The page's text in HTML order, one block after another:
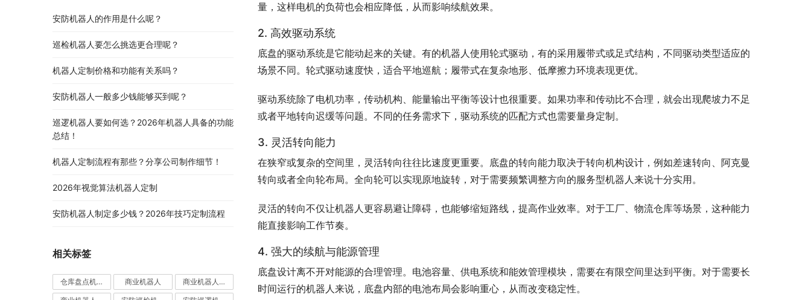
量，这样电机的负荷也会相应降低，从而影响续航效果。
2. 高效驱动系统
底盘的驱动系统是它能动起来的关键。有的机器人使用轮式驱动，有的采用履带式或足式结构，不同驱动类型适应的
场景不同。轮式驱动速度快，适合平地巡航；履带式在复杂地形、低摩擦力环境表现更优。
驱动系统除了电机功率，传动机构、能量输出平衡等设计也很重要。如果功率和传动比不合理，就会出现爬坡力不足
或者平地转向迟缓等问题。不同的任务需求下，驱动系统的匹配方式也需要量身定制。
3. 灵活转向能力
在狭窄或复杂的空间里，灵活转向往往比速度更重要。底盘的转向能力取决于转向机构设计，例如差速转向、阿克曼
转向或者全向轮布局。全向轮可以实现原地旋转，对于需要频繁调整方向的服务型机器人来说十分实用。
灵活的转向不仅让机器人更容易避让障碍，也能够缩短路线，提高作业效率。对于工厂、物流仓库等场景，这种能力
能直接影响工作节奏。
4. 强大的续航与能源管理
底盘设计离不开对能源的合理管理。电池容量、供电系统和能效管理模块，需要在有限空间里达到平衡。对于需要长
时间运行的机器人来说，底盘内部的电池布局会影响重心，从而改变稳定性。
安防机器人的作用是什么呢？
巡检机器人要怎么挑选更合理呢？
机器人定制价格和功能有关系吗？
安防机器人一般多少钱能够买到呢？
巡逻机器人要如何选？2026年机器人具备的功能
总结！
机器人定制流程有那些？分享公司制作细节！
2026年视觉算法机器人定制
安防机器人制定多少钱？2026年技巧定制流程
相关标签
仓库盘点机器人 商业机器人 商业机器人底盘